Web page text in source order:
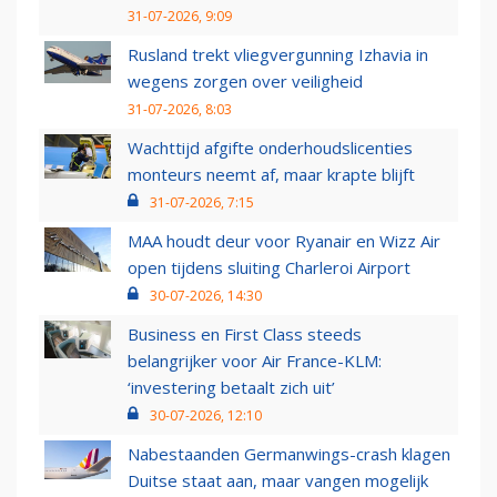
31-07-2026, 9:09
Rusland trekt vliegvergunning Izhavia in
wegens zorgen over veiligheid
31-07-2026, 8:03
Wachttijd afgifte onderhoudslicenties
monteurs neemt af, maar krapte blijft
31-07-2026, 7:15
MAA houdt deur voor Ryanair en Wizz Air
open tijdens sluiting Charleroi Airport
30-07-2026, 14:30
Business en First Class steeds
belangrijker voor Air France-KLM:
‘investering betaalt zich uit’
30-07-2026, 12:10
Nabestaanden Germanwings-crash klagen
Duitse staat aan, maar vangen mogelijk